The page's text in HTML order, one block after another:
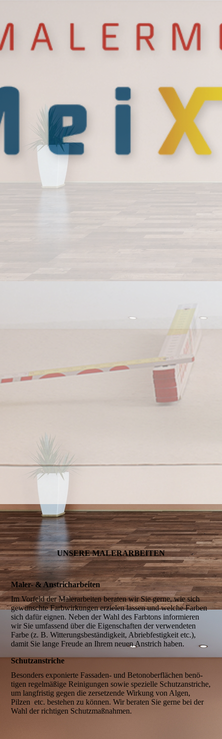
UNSERE MALER­ARBEITEN
Maler- & Anstrich­arbeiten
Im Vorfeld der Maler­arbeiten beraten wir Sie gerne, wie sich
gewün­schte Farb­wirkun­gen erzie­len lassen und welche Far­ben
sich dafür eignen. Neben der Wahl des Farb­tons informie­ren
wir Sie umfas­send über die Eigen­schaften der ver­wen­deten
Farbe (z. B. Witte­rungs­­beständig­keit, Abrieb­festig­keit etc.),
damit Sie lange Freude an Ihrem neuen Anstrich haben.
Schutz­anstriche
Besonders expo­nierte Fassa­den- und Beton­ober­flächen benö­
tigen regel­mäßige Reini­gungen sowie spezielle Schutz­anstriche,
um lang­fristig gegen die zersetzende Wirkung von Algen,
Pilzen etc. bestehen zu können. Wir bera­ten Sie gerne bei der
Wahl der richti­gen Schutz­maß­nahmen.